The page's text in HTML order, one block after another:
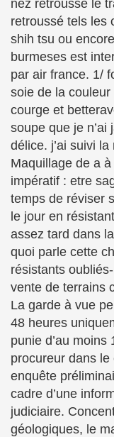
nez retroussé le
retroussé tels les
shih tsu ou
burmeses est
par air france. 1/
soie de la
courge et
soupe que je
délice. j’ai suivi
Maquillage de a
impératif : etre
temps de réviser
le jour en
assez tard dans
quoi parle cette
résistants
vente de terrains
La garde à vue
48 heures
punie d’au
procureur dans le
enquête
cadre d’une
judiciaire.
géologiques, le